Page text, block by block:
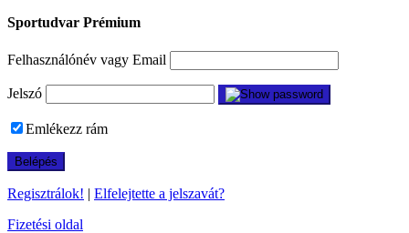
Sportudvar Prémium
Felhasználónév vagy Email
Jelszó
Emlékezz rám
Regisztrálok! | Elfelejtette a jelszavát?
Fizetési oldal